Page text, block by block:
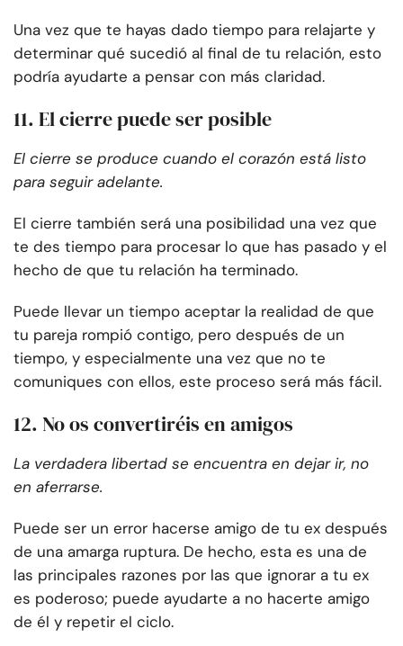
Una vez que te hayas dado tiempo para relajarte y
determinar qué sucedió al final de tu relación, esto
podría ayudarte a pensar con más claridad.
11. El cierre puede ser posible
El cierre se produce cuando el corazón está listo
para seguir adelante.
El cierre también será una posibilidad una vez que
te des tiempo para procesar lo que has pasado y el
hecho de que tu relación ha terminado.
Puede llevar un tiempo aceptar la realidad de que
tu pareja rompió contigo, pero después de un
tiempo, y especialmente una vez que no te
comuniques con ellos, este proceso será más fácil.
12. No os convertiréis en amigos
La verdadera libertad se encuentra en dejar ir, no
en aferrarse.
Puede ser un error hacerse amigo de tu ex después
de una amarga ruptura. De hecho, esta es una de
las principales razones por las que ignorar a tu ex
es poderoso; puede ayudarte a no hacerte amigo
de él y repetir el ciclo.